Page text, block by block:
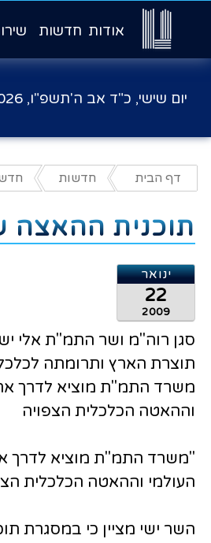
אודות חדשות
יום שישי, כ"ד אב ה'תשפ"ו,
דף הבית חדשות
תוכנית
ינואר
22
2009
סגן רוה"מ ושר התמ"ת אלי
תוצרת הארץ ותרומתה
משרד התמ"ת מוציא לדרך את
וההאטה הכלכלית הצפויה
"משרד התמ"ת מוציא לדרך את
העולמי וההאטה הכלכלית
השר ישי מציין כי במסגרת